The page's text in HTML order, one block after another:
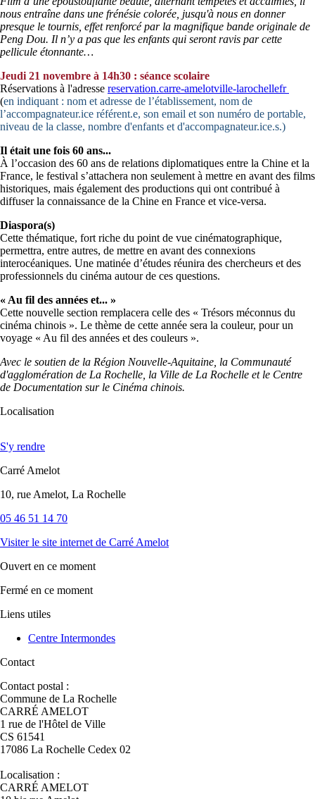
nous entraîne dans une frénésie colorée, jusqu'à nous en donner
presque le tournis, effet renforcé par la magnifique bande originale de
Peng Dou. Il n’y a pas que les enfants qui seront ravis par cette
pellicule étonnante…
Jeudi 21 novembre à 14h30 : séance scolaire
Réservations à l'adresse reservation.carre-amelotville-larochellefr
(en indiquant : nom et adresse de l’établissement, nom de
l’accompagnateur.ice référent.e, son email et son numéro de portable,
niveau de la classe, nombre d'enfants et d'accompagnateur.ice.s.)
Il était une fois 60 ans...
À l’occasion des 60 ans de relations diplomatiques entre la Chine et la
France, le festival s’attachera non seulement à mettre en avant des films
historiques, mais également des productions qui ont contribué à
diffuser la connaissance de la Chine en France et vice-versa.
Diaspora(s)
Cette thématique, fort riche du point de vue cinématographique,
permettra, entre autres, de mettre en avant des connexions
interocéaniques. Une matinée d’études réunira des chercheurs et des
professionnels du cinéma autour de ces questions.
« Au fil des années et... »
Cette nouvelle section remplacera celle des « Trésors méconnus du
cinéma chinois ». Le thème de cette année sera la couleur, pour un
voyage « Au fil des années et des couleurs ».
Avec le soutien de la Région Nouvelle-Aquitaine, la Communauté
d'agglomération de La Rochelle, la Ville de La Rochelle et le Centre
de Documentation sur le Cinéma chinois.
Localisation
S'y rendre
Carré Amelot
10, rue Amelot, La Rochelle
05 46 51 14 70
Visiter le site internet de Carré Amelot
Ouvert en ce moment
Fermé en ce moment
Liens utiles
Centre Intermondes
Contact
Contact postal :
Commune de La Rochelle
CARRÉ AMELOT
1 rue de l'Hôtel de Ville
CS 61541
17086 La Rochelle Cedex 02
Localisation :
CARRÉ AMELOT